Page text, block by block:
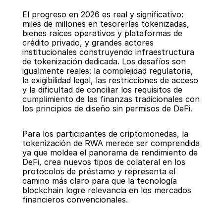
El progreso en 2026 es real y significativo:
miles de millones en tesorerías tokenizadas,
bienes raíces operativos y plataformas de
crédito privado, y grandes actores
institucionales construyendo infraestructura
de tokenización dedicada. Los desafíos son
igualmente reales: la complejidad regulatoria,
la exigibilidad legal, las restricciones de acceso
y la dificultad de conciliar los requisitos de
cumplimiento de las finanzas tradicionales con
los principios de diseño sin permisos de DeFi.
Para los participantes de criptomonedas, la
tokenización de RWA merece ser comprendida
ya que moldea el panorama de rendimiento de
DeFi, crea nuevos tipos de colateral en los
protocolos de préstamo y representa el
camino más claro para que la tecnología
blockchain logre relevancia en los mercados
financieros convencionales.